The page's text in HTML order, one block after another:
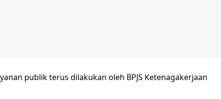
publik terus dilakukan oleh BPJS Ketenagakerjaan